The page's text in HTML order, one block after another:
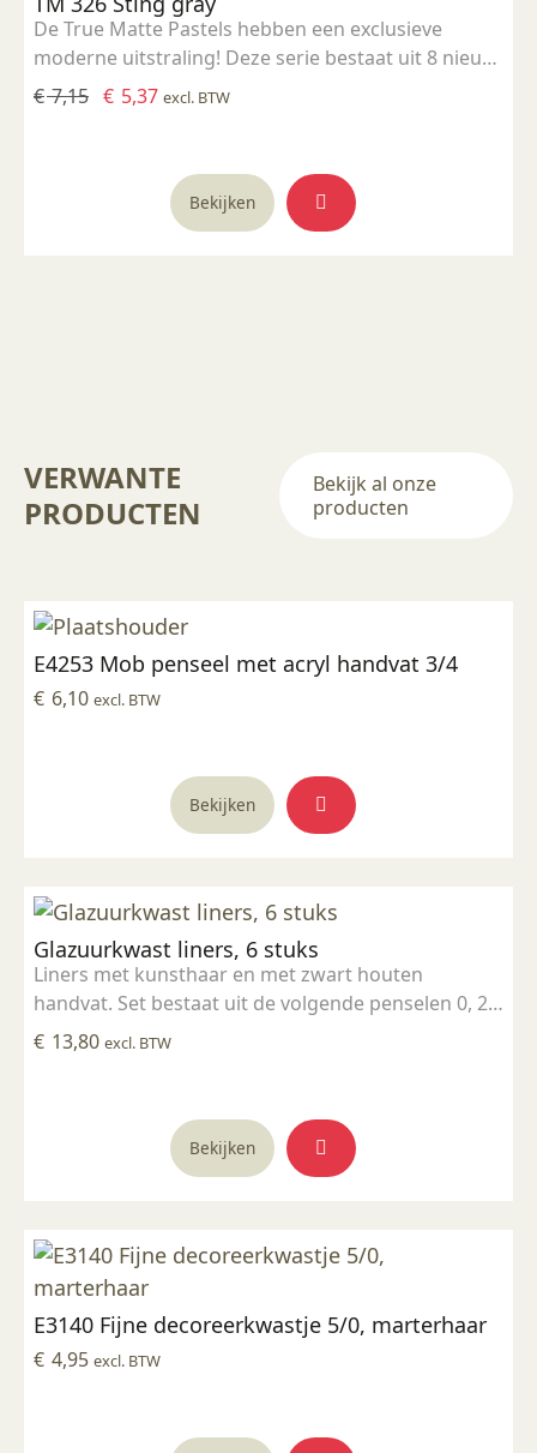
De True Matte Pastels hebben een exclusieve
moderne uitstraling! Deze serie bestaat uit 8 nieuw
ontwikkelde frisse kleuren. Het zijn niet giftige,
stooktemperatuur: 1000 - 1060 °C
€7,15 Oorspronkelijke
€ 5,37Huidige
€ 5,37.
excl. BTW
Bekijken
VERWANTE
PRODUCTEN
Bekijk al onze
producten
E4253 Mob penseel met acryl handvat 3/4
€ 6,10 excl. BTW
Bekijken
Glazuurkwast liners, 6 stuks
Liners met kunsthaar en met zwart houten
handvat. Set bestaat uit de volgende penselen 0, 2,
4, 6, 3/0, 5/0.
€ 13,80 excl. BTW
Bekijken
E3140 Fijne decoreerkwastje 5/0, marterhaar
€ 4,95 excl. BTW